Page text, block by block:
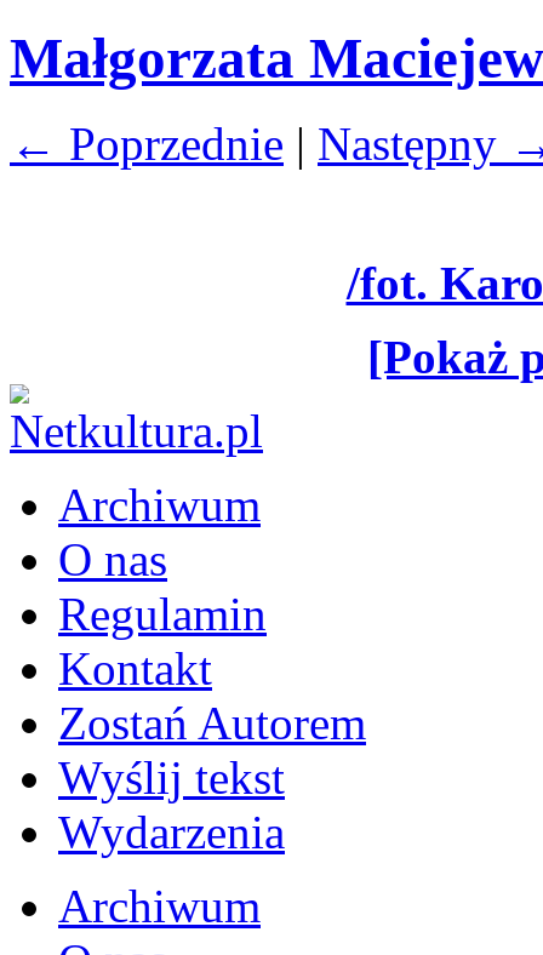
Małgorzata
← Poprzednie | Następny
/fot.
[Pokaż
Archiwum
O nas
Regulamin
Kontakt
Zostań Autorem
Wyślij tekst
Wydarzenia
Archiwum